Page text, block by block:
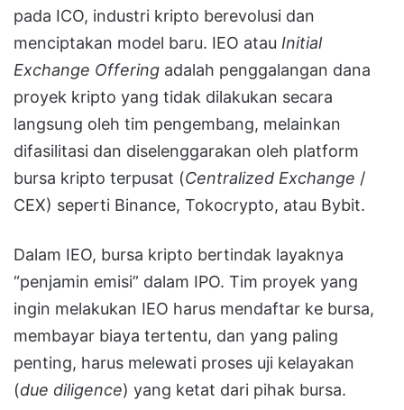
pada ICO, industri kripto berevolusi dan
menciptakan model baru. IEO atau Initial
Exchange Offering adalah penggalangan dana
proyek kripto yang tidak dilakukan secara
langsung oleh tim pengembang, melainkan
difasilitasi dan diselenggarakan oleh platform
bursa kripto terpusat (Centralized Exchange /
CEX) seperti Binance, Tokocrypto, atau Bybit.
Dalam IEO, bursa kripto bertindak layaknya
“penjamin emisi” dalam IPO. Tim proyek yang
ingin melakukan IEO harus mendaftar ke bursa,
membayar biaya tertentu, dan yang paling
penting, harus melewati proses uji kelayakan
(due diligence) yang ketat dari pihak bursa.